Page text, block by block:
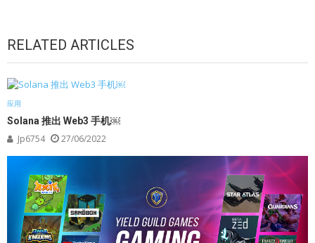
RELATED ARTICLES
应用
Solana 推出 Web3 手机￼
Jp6754 27/06/2022